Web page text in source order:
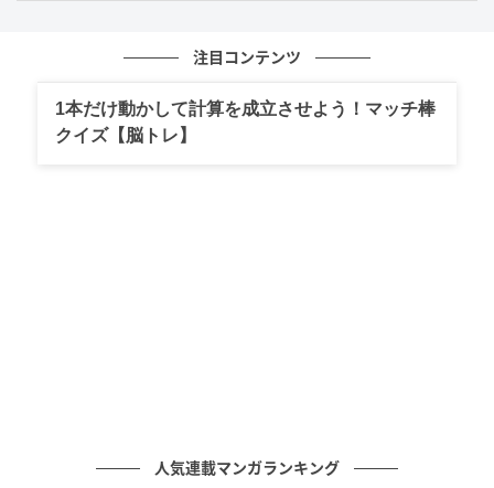
注目コンテンツ
1本だけ動かして計算を成立させよう！マッチ棒
クイズ【脳トレ】
人気連載マンガランキング